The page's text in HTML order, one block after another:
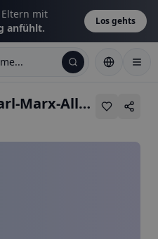
mit
anfühlt.
Los gehts
Marx-Allee 124